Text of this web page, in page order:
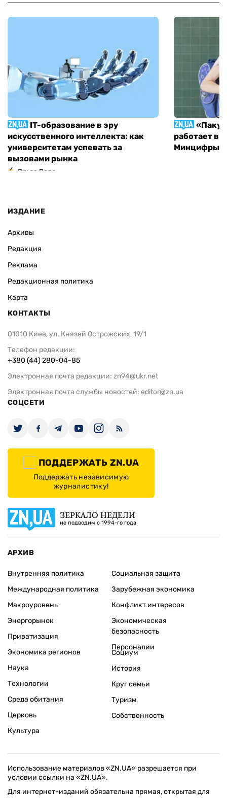
IT-образование в эру
искусственного интеллекта: как
университетам успевать за
вызовами рынка
Ольга Доля
работает в
Минцифры
ИЗДАНИЕ
Архивы
Редакция
Реклама
Редакционная политика
Карта
КОНТАКТЫ
01010 Киев, ул. Князей Острожских, 19/1
Телефон редакции:
+380 (44) 280-04-85
Электронная почта редакции: zn94@ukr.net
Электронная почта службы новостей: editor@zn.ua
СОЦСЕТИ
ПОДДЕРЖАТЬ ZN.UA
Поддержать независимую
журналистику!
ЗЕРКАЛО НЕДЕЛИ
не подводим с 1994-го года
АРХИВ
Внутренняя политика
Международная политика
Макроуровень
Энергорынок
Приватизация
Экономика регионов
Социальная защита
Зарубежная экономика
Конфликт интересов
Экономическая
безопасность
Персоналии
Наука
Технологии
Среда обитания
Церковь
Культура
Социум
История
Круг семьи
Туризм
Собственность
Использование материалов «ZN.UA» разрешается при
условии ссылки на «ZN.UA».
Для интернет-изданий обязательна прямая, открытая для